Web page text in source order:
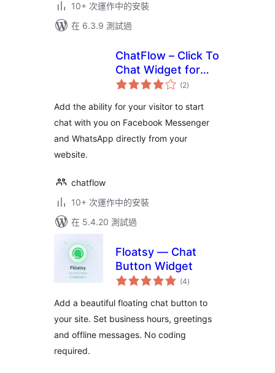
10+ 次運作中的安裝
在 6.3.9 測試過
ChatFlow – Click To
Chat Widget for
Website
(2總
評)
Add the ability for your visitor to start
chat with you on Facebook Messenger
and WhatsApp directly from your
website.
chatflow
10+ 次運作中的安裝
在 5.4.20 測試過
Floatsy — Chat
Button Widget
(4總
評)
Add a beautiful floating chat button to
your site. Set business hours, greetings
and offline messages. No coding
required.